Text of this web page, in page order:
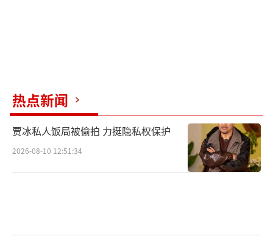
热点新闻
贾冰私人饭局被偷拍 力挺隐私权保护
2026-08-10 12:51:34